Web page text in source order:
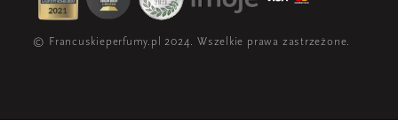
© Francuskieperfumy.pl 2024. Wszelkie prawa zastrzeżone.